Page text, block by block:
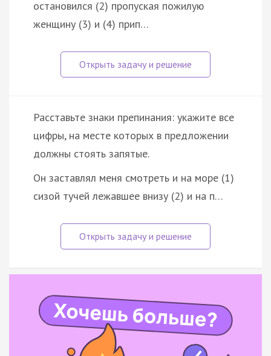
остановился (2) пропуская пожилую
женщину (3) и (4) прип…
Расставьте знаки препинания: укажите все
цифры, на месте которых в предложении
должны стоять запятые.
Он заставлял меня смотреть и на море (1)
сизой тучей лежавшее внизу (2) и на п…